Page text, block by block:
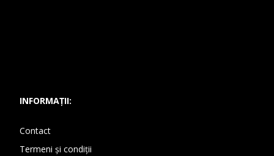
INFORMAȚII:
Contact
Termeni și condiții